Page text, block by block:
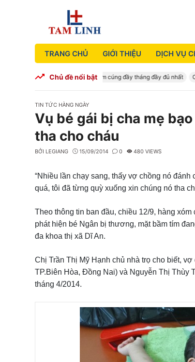
TRANG CHỦ GIỚI THIỆU DỊCH VỤ
Chủ đề nổi bật
Cúng Đầy Tháng – Mâm cúng đầy tháng đầy đủ nhất
CATEGORIES
TIN TỨC HÀNG NGÀY
Vụ bé gái bị cha mẹ
tha cho cháu
BỞI LEGIANG 15/09/2014 0 480 VIEWS
“Nhiều lần chạy sang, thấy vợ chồng nó
quá, tôi đã từng quỳ xuống xin chúng nó tha
Theo thông tin ban đầu, chiều 12/9, hàng
phát hiện bé Ngân bị thương, mặt bầm tím
đa khoa thị xã Dĩ An.
Chị Trần Thị Mỹ Hạnh chủ nhà trọ cho biết,
TP.Biên Hòa, Đồng Nai) và Nguyễn Thị Thùy
tháng 4/2014.